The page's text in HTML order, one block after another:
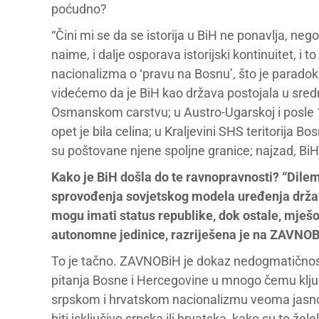
poćudno?
“Čini mi se da se istorija u BiH ne ponavlja,
naime, i dalje osporava istorijski kontinuitet, i
nacionalizma o ‘pravu na Bosnu’, što je
videćemo da je BiH kao država postojala u
Osmanskom carstvu; u Austro-Ugarskoj i
opet je bila celina; u Kraljevini SHS teritorija
su poštovane njene spoljne granice; najzad,
Kako je BiH došla do te ravnopravnosti?
sprovođenja sovjetskog modela uređenja
mogu imati status republike, dok ostale,
autonomne jedinice, razriješena je na
To je tačno. ZAVNOBiH je dokaz
pitanja Bosne i Hercegovine u mnogo čemu
srpskom i hrvatskom nacionalizmu veoma